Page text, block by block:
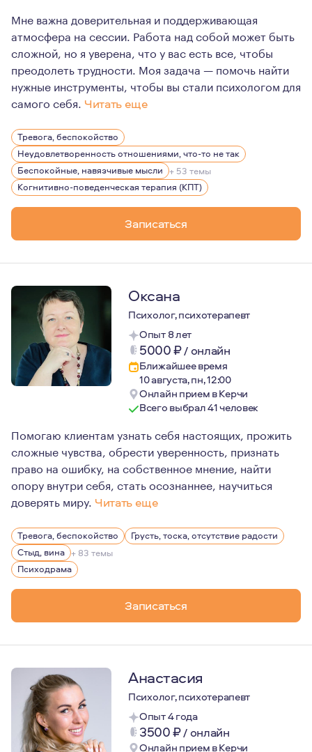
Мне важна доверительная и поддерживающая
атмосфера на сессии. Работа над собой может быть
сложной, но я уверена, что у вас есть все, чтобы
преодолеть трудности. Моя задача — помочь найти
нужные инструменты, чтобы вы стали психологом для
самого себя. Читать еще
Я являюсь членом Ассоциации когнитивно-
Тревога, беспокойство
Неудовлетворенность отношениями, что-то не так
Беспокойные, навязчивые мысли + 53 темы
Когнитивно-поведенческая терапия (КПТ)
Записаться
Оксана
Психолог, психотерапевт
Опыт 8 лет
5000₽/ онлайн
Ближайшее время
10 августа, пн, 12:00
Онлайн прием в Керчи
Всего выбрал 41 человек
Помогаю клиентам узнать себя настоящих, прожить
сложные чувства, обрести уверенность, признать
право на ошибку, на собственное мнение, найти
опору внутри себя, стать осознаннее, научиться
доверять миру. Читать еще
Для меня психотерапия - это про любовь к себе, про
Тревога, беспокойство
Грусть, тоска, отсутствие радости
Стыд, вина + 83 темы
Психодрама
Записаться
Анастасия
Психолог, психотерапевт
Опыт 4 года
3500₽/ онлайн
Онлайн прием в Керчи